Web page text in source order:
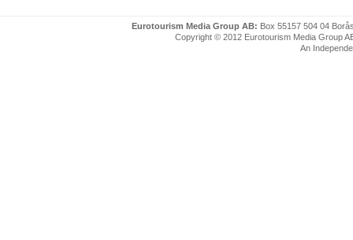
Eurotourism Media Group AB: Box 55157 504 04
Copyright © 2012 Eurotourism Media Group
An